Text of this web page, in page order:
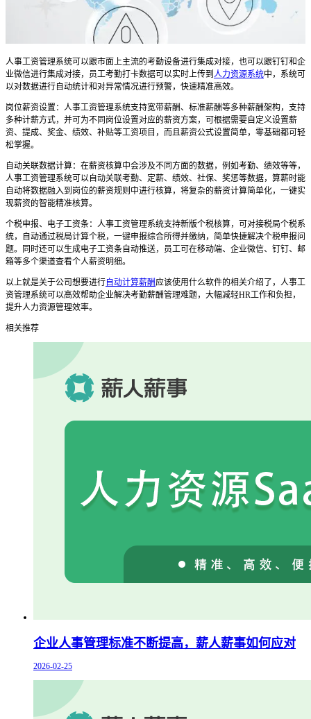
人事工资管理系统可以跟市面上主流的考勤设备进行集成对接，也可以跟钉钉和企
业微信进行集成对接，员工考勤打卡数据可以实时上传到 人力资源系统中，系统可
以对数据进行自动统计和对异常情况进行预警，快速精准高效。
岗位薪资设置： 人事工资管理系统支持宽带薪酬、标准薪酬等多种薪酬架构，支持
多种计薪方式，并可为不同岗位设置对应的薪资方案，可根据需要自定义设置薪
资、提成、奖金、绩效、补贴等工资项目，而且薪资公式设置简单，零基础都可轻
松掌握。
自动关联数据计算：在薪资核算中会涉及不同方面的数据，例如考勤、绩效等等，
人事工资管理系统可以自动关联考勤、定薪、绩效、社保、奖惩等数据，算薪时能
自动将数据融入到岗位的薪资规则中进行核算，将复杂的薪资计算简单化，一键实
现薪资的智能精准核算。
个税申报、电子工资条： 人事工资管理系统支持新版个税核算，可对接税局个税系
统，自动通过税局计算个税，一键申报综合所得并缴纳，简单快捷解决个税申报问
题。同时还可以生成电子工资条自动推送，员工可在移动端、企业微信、钉钉、邮
箱等多个渠道查看个人薪资明细。
以上就是关于公司想要进行自动计算薪酬应该使用什么软件的相关介绍了，人事工
资管理系统可以高效帮助企业解决考勤薪酬管理难题，大幅减轻HR工作和负担，
提升人力资源管理效率。
相关推荐
企业人事管理标准不断提高，薪人薪事如何应对
2026-02-25